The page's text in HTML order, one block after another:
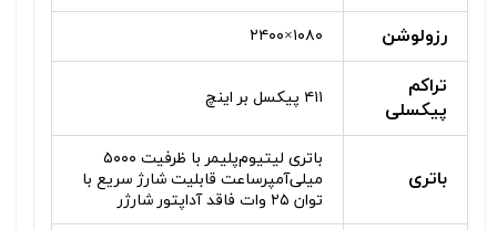
رزولوشن ۱۰۸۰×۲۴۰۰
تراکم
پیکسلی
۴۱۱ پیکسل بر اینچ
باتری
باتری لیتیوم‌پلیمر با ظرفیت ۵۰۰۰
میلی‌آمپرساعت قابلیت شارژ سریع با
توان ۲۵ وات فاقد آداپتور شارژر